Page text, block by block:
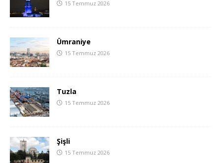
15 Temmuz 2026
Ümraniye
15 Temmuz 2026
Tuzla
15 Temmuz 2026
Şişli
15 Temmuz 2026